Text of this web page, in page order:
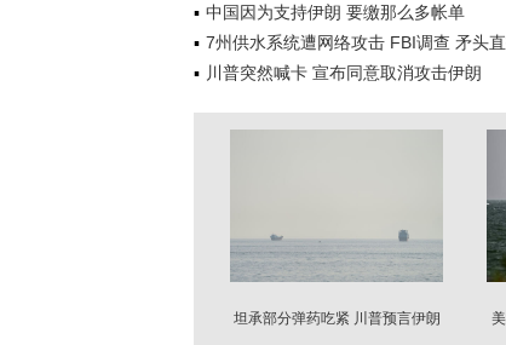
中国因为支持伊朗 要缴那么多帐单
7州供水系统遭网络攻击 FBI调查 矛头
川普突然喊卡 宣布同意取消攻击伊朗
坦承部分弹药吃紧 川普预言伊朗